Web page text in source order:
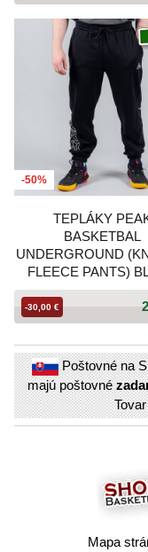
-50%
TEPLÁKY
BASKETBAL
UNDERGROUND
FLEECE PANTS)
-30,00 €
Poštovné na
majú poštovné
Mapa